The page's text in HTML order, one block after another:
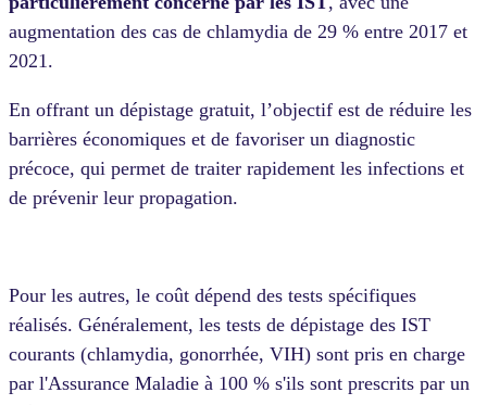
augmentation des cas de chlamydia de 29 % entre 2017 et
2021​.
En offrant un dépistage gratuit, l’objectif est de réduire les
barrières économiques et de favoriser un diagnostic
précoce, qui permet de traiter rapidement les infections et
de prévenir leur propagation.
Pour les autres, le coût dépend des tests spécifiques
réalisés. Généralement, les tests de dépistage des IST
courants (chlamydia, gonorrhée, VIH) sont pris en charge
par l'Assurance Maladie à 100 % s'ils sont prescrits par un